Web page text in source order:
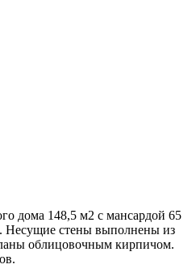
дома 148,5 м2 с мансардой 65
Несущие стены выполнены из
облицовочным кирпичом.